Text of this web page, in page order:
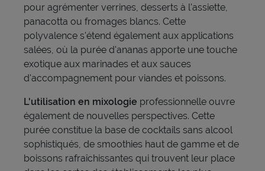
pour agrémenter verrines, desserts à l'assiette,
panacotta ou fromages blancs. Cette
polyvalence s'étend également aux applications
salées, où la purée d'ananas apporte une touche
exotique aux marinades et aux sauces
d'accompagnement pour viandes et poissons.
L'utilisation en mixologie professionnelle ouvre
également de nouvelles perspectives. Cette
purée constitue la base de cocktails sans alcool
sophistiqués, de smoothies haut de gamme et de
boissons rafraîchissantes qui trouvent leur place